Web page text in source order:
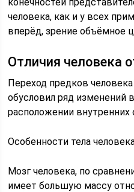
человека, как и у всех
вперёд, зрение объёмное
Отличия человека
Переход предков
обусловил ряд изменений
расположении внутренних
Особенности тела
Мозг человека, по
имеет большую массу